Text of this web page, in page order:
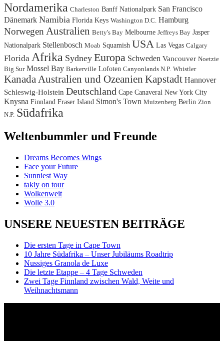
Nordamerika Charleston Banff Nationalpark San Francisco
Dänemark Namibia Florida Keys Washington D.C. Hamburg
Norwegen Australien Betty's Bay Melbourne Jeffreys Bay Jasper
Nationalpark Stellenbosch Moab Squamish USA Las Vegas Calgary
Florida Afrika Sydney Europa Schweden Vancouver Noetzie
Big Sur Mossel Bay Barkerville Lofoten Canyonlands N.P. Whistler
KanadaAustralien und Ozeanien Kapstadt Hannover
Schleswig-Holstein Deutschland Cape Canaveral New York City
Knysna Finnland Fraser Island Simon's Town Muizenberg Berlin Zion
N.P. Südafrika
Weltenbummler und Freunde
Dreams Becomes Wings
Face your Future
Sunniest Way
takly on tour
Wolkenweit
Wolle 3.0
UNSERE NEUESTEN BEITRÄGE
Die ersten Tage in Cape Town
10 Jahre Südafrika – Unser Jubiläums Roadtrip
Nussiges Granola de Luxe
Die letzte Etappe – 4 Tage Schweden
Zwei Tage Finnland zwischen Wald, Weite und
Weihnachtsmann